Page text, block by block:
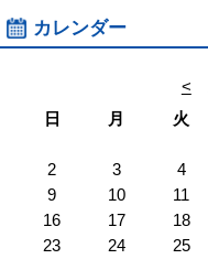
カレンダー
<
日
月 火
2
3 4
9
10 11
16
17 18
23
24 25